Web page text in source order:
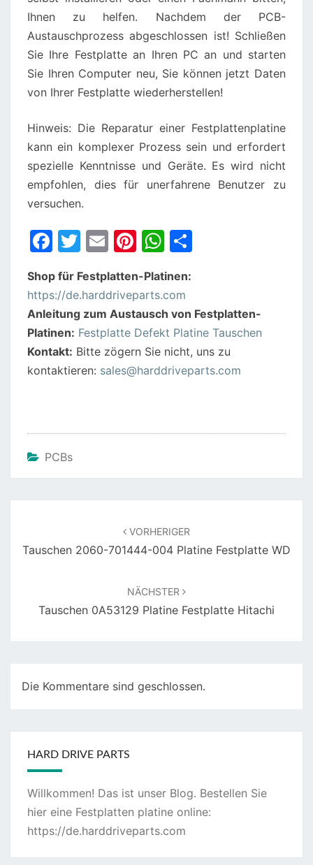
Ihnen zu helfen. Nachdem der PCB-
Austauschprozess abgeschlossen ist! Schließen
Sie Ihre Festplatte an Ihren PC an und starten
Sie Ihren Computer neu, Sie können jetzt Daten
von Ihrer Festplatte wiederherstellen!
Hinweis: Die Reparatur einer Festplattenplatine
kann ein komplexer Prozess sein und erfordert
spezielle Kenntnisse und Geräte. Es wird nicht
empfohlen, dies für unerfahrene Benutzer zu
versuchen.
F
c
e
b
o
o
T
itt
er
E
ai
l
Pi
er
e
st
W
at
s
A
p
p
e
Shop für Festplatten-Platinen:
https://de.harddriveparts.com
Anleitung zum Austausch von Festplatten-
Platinen: Festplatte Defekt Platine Tauschen
Kontakt: Bitte zögern Sie nicht, uns zu
kontaktieren: sales@harddriveparts.com
PCBs
VORHERIGER
Tauschen 2060-701444-004 Platine Festplatte WD
NÄCHSTER
Tauschen 0A53129 Platine Festplatte Hitachi
Die Kommentare sind geschlossen.
HARD DRIVE PARTS
Willkommen! Das ist unser Blog. Bestellen Sie
hier eine Festplatten platine online:
https://de.harddriveparts.com